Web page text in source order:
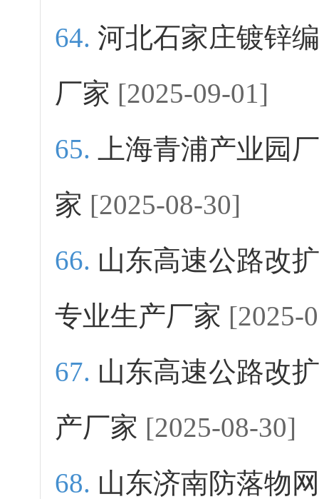
河北石家庄镀锌
厂家 [2025-09-01]
上海青浦产业园
家 [2025-08-30]
山东高速公路改
专业生产厂家 [2025-
山东高速公路改
产厂家 [2025-08-30]
山东济南防落物